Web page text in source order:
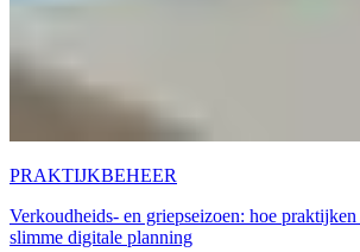
PRAKTIJKBEHEER
Verkoudheids- en griepseizoen: hoe
slimme digitale planning